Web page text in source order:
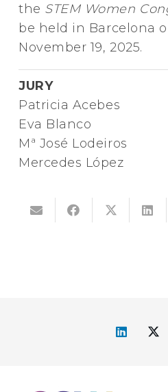
the STEM Women
be held in Barcelona
November 19, 2025.
JURY
Patricia Acebes
Eva Blanco
Mª José Lodeiros
Mercedes López